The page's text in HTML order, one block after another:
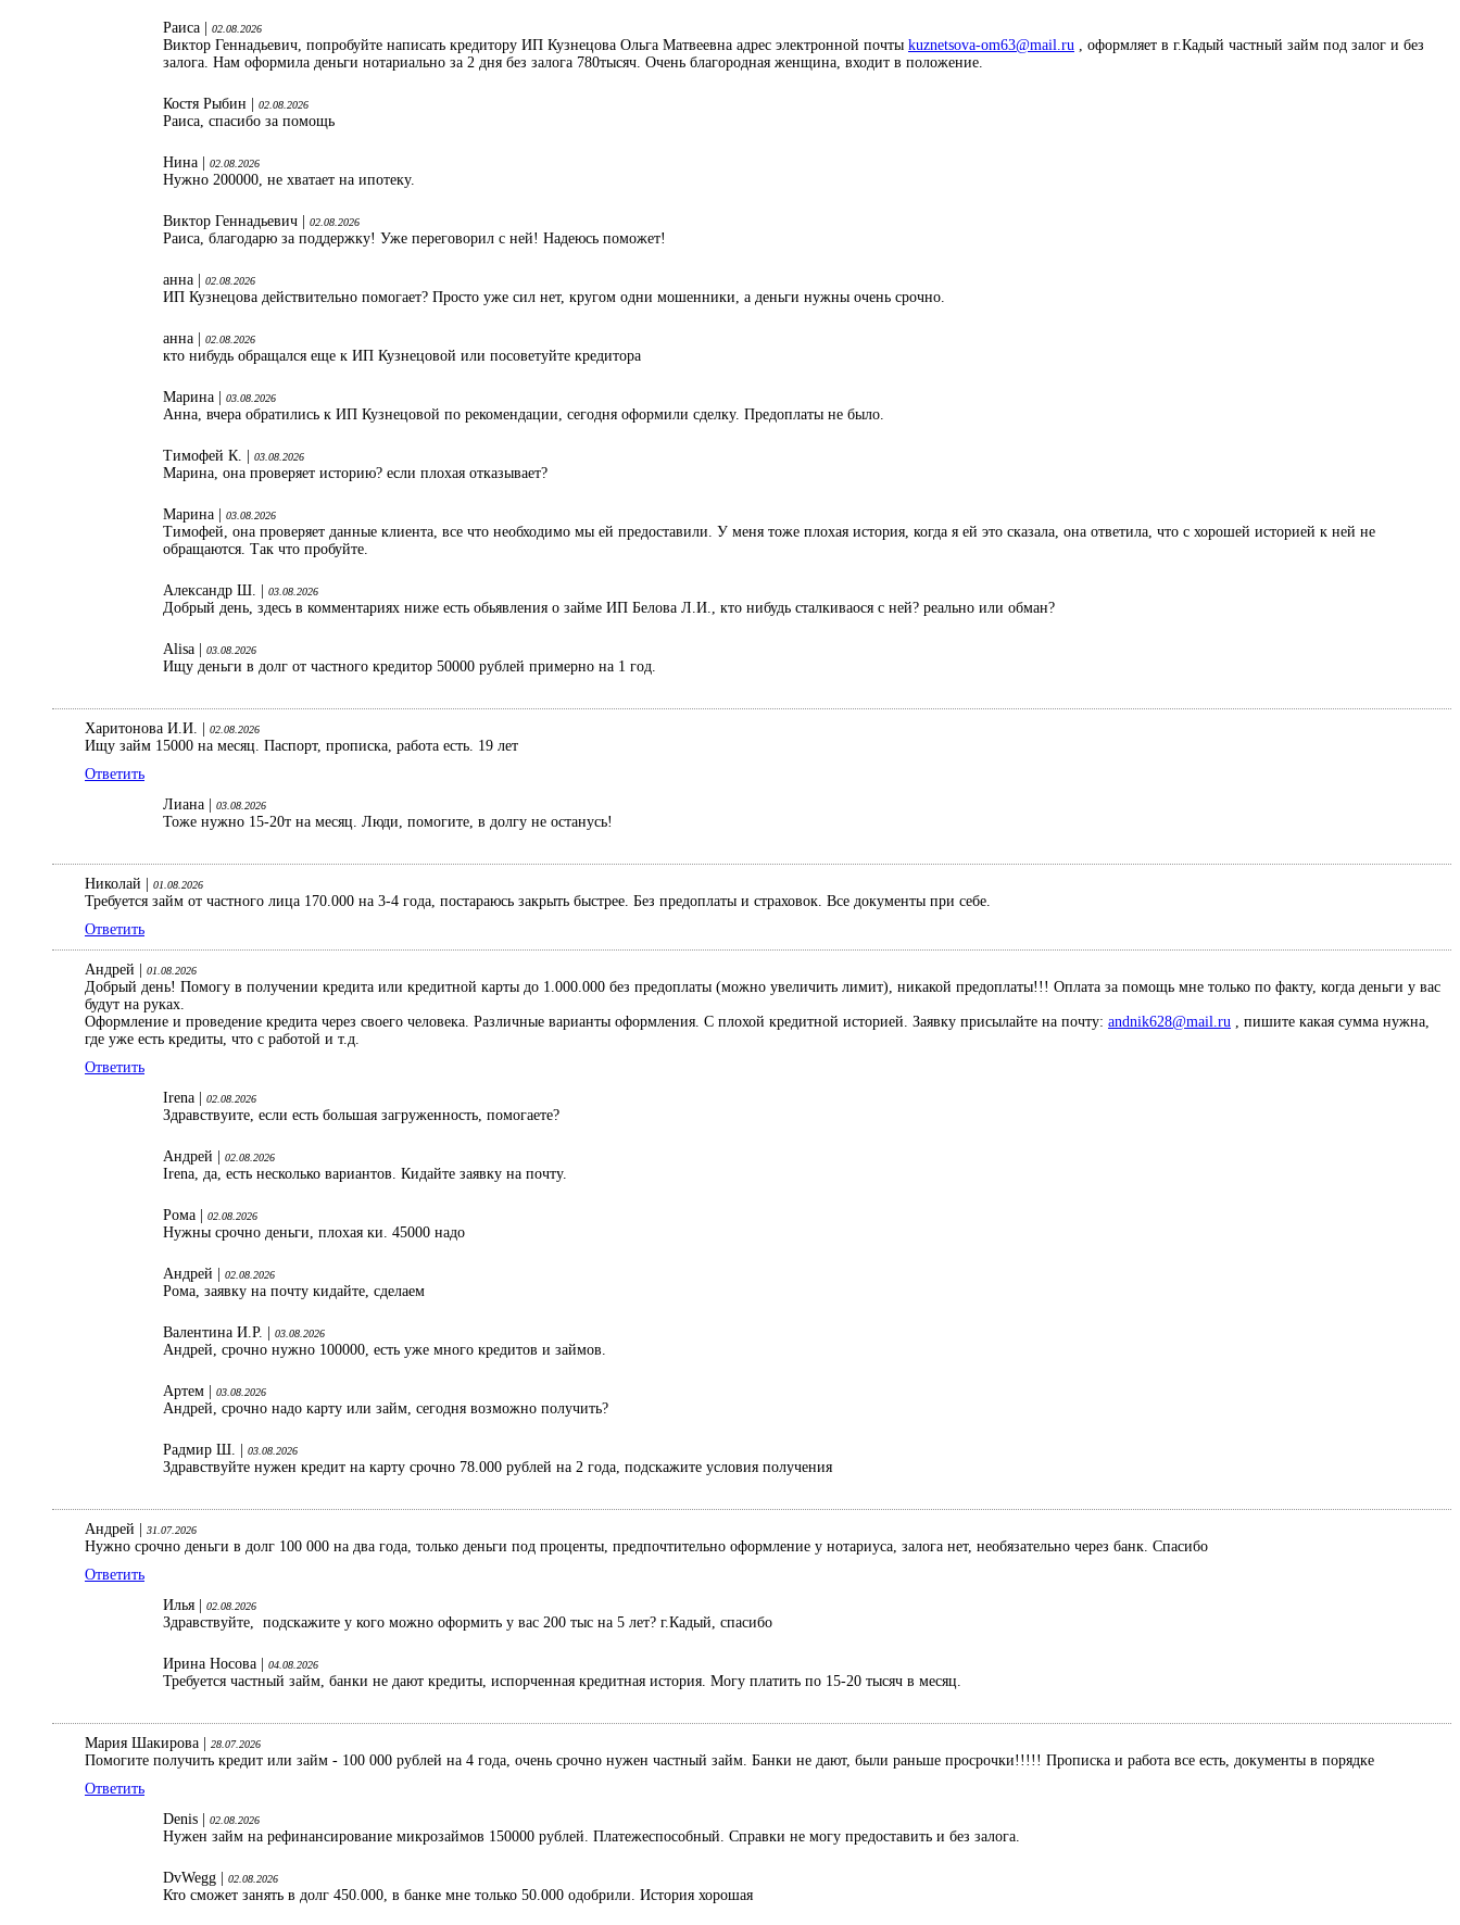
Раиса | 02.08.2026
Виктор Геннадьевич, попробуйте написать кредитору ИП Кузнецова Ольга Матвеевна адрес электронной почты kuznetsova-om63@mail.ru , оформляет в г.Кадый частный займ под залог и без
залога. Нам оформила деньги нотариально за 2 дня без залога 780тысяч. Очень благородная женщина, входит в положение.
Костя Рыбин | 02.08.2026
Раиса, спасибо за помощь
Нина | 02.08.2026
Нужно 200000, не хватает на ипотеку.
Виктор Геннадьевич | 02.08.2026
Раиса, благодарю за поддержку! Уже переговорил с ней! Надеюсь поможет!
анна | 02.08.2026
ИП Кузнецова действительно помогает? Просто уже сил нет, кругом одни мошенники, а деньги нужны очень срочно.
анна | 02.08.2026
кто нибудь обращался еще к ИП Кузнецовой или посоветуйте кредитора
Марина | 03.08.2026
Анна, вчера обратились к ИП Кузнецовой по рекомендации, сегодня оформили сделку. Предоплаты не было.
Тимофей К. | 03.08.2026
Марина, она проверяет историю? если плохая отказывает?
Марина | 03.08.2026
Тимофей, она проверяет данные клиента, все что необходимо мы ей предоставили. У меня тоже плохая история, когда я ей это сказала, она ответила, что с хорошей историей к ней не
обращаются. Так что пробуйте.
Александр Ш. | 03.08.2026
Добрый день, здесь в комментариях ниже есть обьявления о займе ИП Белова Л.И., кто нибудь сталкиваося с ней? реально или обман?
Alisa | 03.08.2026
Ищу деньги в долг от частного кредитор 50000 рублей примерно на 1 год.
Харитонова И.И. | 02.08.2026
Ищу займ 15000 на месяц. Паспорт, прописка, работа есть. 19 лет
Ответить
Лиана |
03.08.2026
Тоже нужно 15-20т на месяц. Люди, помогите, в долгу не останусь!
Николай | 01.08.2026
Требуется займ от частного лица 170.000 на 3-4 года, постараюсь закрыть быстрее. Без предоплаты и страховок. Все документы при себе.
Ответить
Андрей | 01.08.2026
Добрый день! Помогу в получении кредита или кредитной карты до 1.000.000 без предоплаты (можно увеличить лимит), никакой предоплаты!!! Оплата за помощь мне только по факту, когда деньги у вас
будут на руках.
Оформление и проведение кредита через своего человека. Различные варианты оформления. С плохой кредитной историей. Заявку присылайте на почту: andnik628@mail.ru , пишите какая сумма нужна,
где уже есть кредиты, что с работой и т.д.
Ответить
Irena |
02.08.2026
Здравствуите, если есть большая загруженность, помогаете?
Андрей | 02.08.2026
Irena, да, есть несколько вариантов. Кидайте заявку на почту.
Рома | 02.08.2026
Нужны срочно деньги, плохая ки. 45000 надо
Андрей | 02.08.2026
Рома, заявку на почту кидайте, сделаем
Валентина И.Р. | 03.08.2026
Андрей, срочно нужно 100000, есть уже много кредитов и займов.
Артем | 03.08.2026
Андрей, срочно надо карту или займ, сегодня возможно получить?
Радмир Ш. | 03.08.2026
Здравствуйте нужен кредит на карту срочно 78.000 рублей на 2 года, подскажите условия получения
Андрей | 31.07.2026
Нужно срочно деньги в долг 100 000 на два года, только деньги под проценты, предпочтительно оформление у нотариуса, залога нет, необязательно через банк. Спасибо
Ответить
Илья |
02.08.2026
Здравствуйте, подскажите у кого можно оформить у вас 200 тыс на 5 лет? г.Кадый, спасибо
Ирина Носова | 04.08.2026
Требуется частный займ, банки не дают кредиты, испорченная кредитная история. Могу платить по 15-20 тысяч в месяц.
Мария Шакирова | 28.07.2026
Помогите получить кредит или займ - 100 000 рублей на 4 года, очень срочно нужен частный займ. Банки не дают, были раньше просрочки!!!!! Прописка и работа все есть, документы в порядке
Ответить
Denis |
02.08.2026
Нужен займ на рефинансирование микрозаймов 150000 рублей. Платежеспособный. Справки не могу предоставить и без залога.
DvWegg | 02.08.2026
Кто сможет занять в долг 450.000, в банке мне только 50.000 одобрили. История хорошая